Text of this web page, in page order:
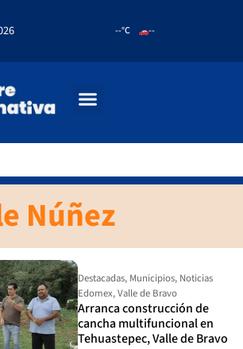
--°C --
Núñez
Destacadas, Municipios, Noticias
Edomex,Valle de Bravo
Arranca construcción de
cancha multifuncional en
Tehuastepec, Valle de Bravo